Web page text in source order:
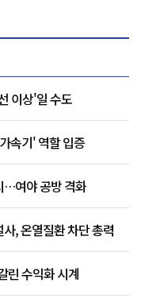
이상'일 수도
속기' 역할 입증
…여야 공방 격화
, 온열질환 차단 총력
린 수익화 시계